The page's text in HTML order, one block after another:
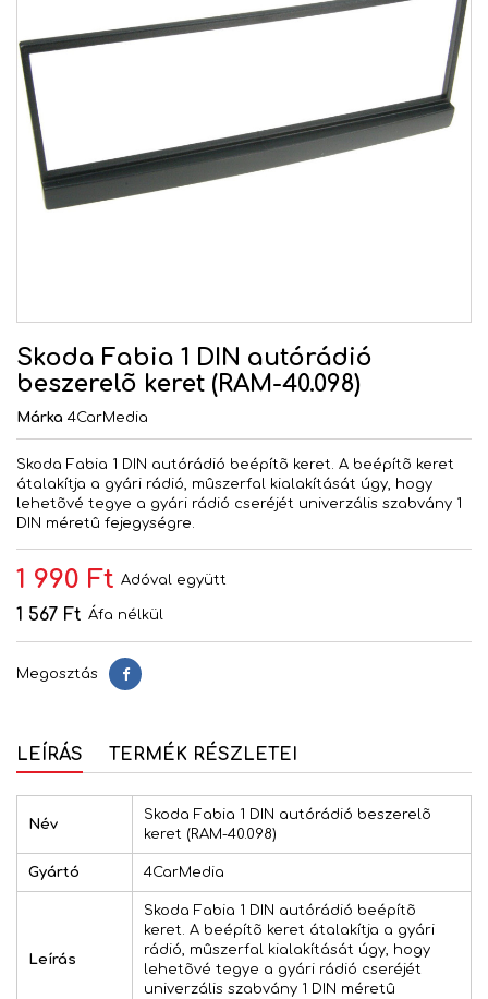
Skoda Fabia 1 DIN autórádió
beszerelõ keret (RAM-40.098)
Márka 4CarMedia
Skoda Fabia 1 DIN autórádió beépítõ keret. A beépítõ keret
átalakítja a gyári rádió, mûszerfal kialakítását úgy, hogy
lehetõvé tegye a gyári rádió cseréjét univerzális szabvány 1
DIN méretû fejegységre.
1 990 Ft Adóval együtt
1 567 Ft Áfa nélkül
Megosztás Megosztás
LEÍRÁS TERMÉK RÉSZLETEI
Név
Skoda Fabia 1 DIN autórádió beszerelõ
keret (RAM-40.098)
Gyártó 4CarMedia
Leírás
Skoda Fabia 1 DIN autórádió beépítõ
keret. A beépítõ keret átalakítja a gyári
rádió, mûszerfal kialakítását úgy, hogy
lehetõvé tegye a gyári rádió cseréjét
univerzális szabvány 1 DIN méretû